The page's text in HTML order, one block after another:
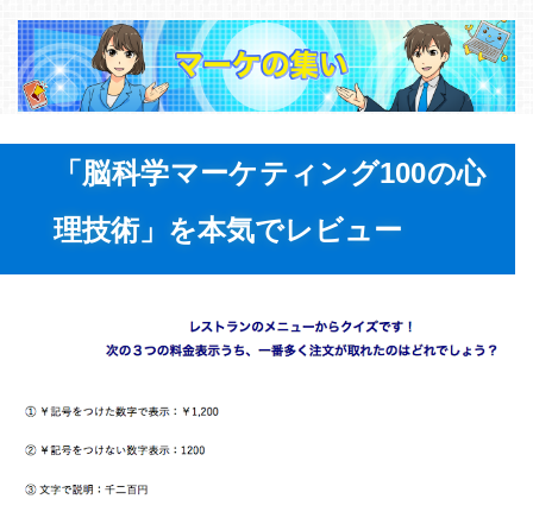
「脳科学マーケティング100の心
理技術」を本気でレビュー